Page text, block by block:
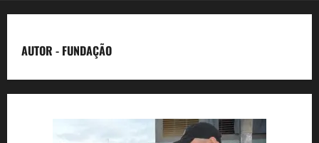
AUTOR - FUNDAÇÃO